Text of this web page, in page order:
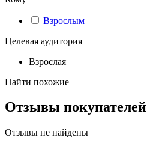
Взрослым
Целевая аудитория
Взрослая
Найти похожие
Отзывы покупателей
Отзывы не найдены